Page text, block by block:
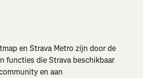
en Strava Metro zijn door de
functies die Strava beschikbaar
en aan